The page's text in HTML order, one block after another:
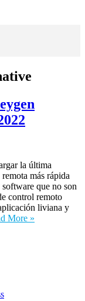
la última
más rápida
que no son
control remoto
liviana y
More »